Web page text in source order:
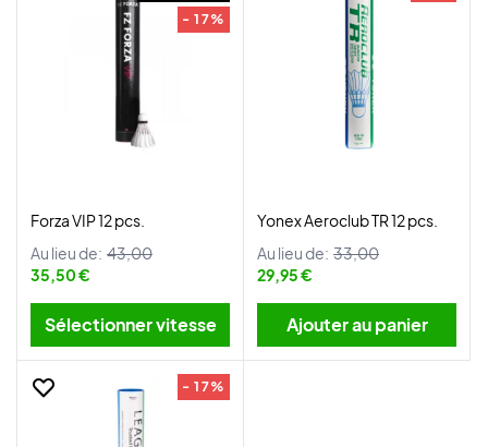
- 17%
Forza VIP 12 pcs.
Au lieu de: 43,00
35,50 €
Sélectionner vitesse
Yonex Aeroclub TR 12 pcs.
Au lieu de: 33,00
29,95 €
Ajouter au panier
- 17%